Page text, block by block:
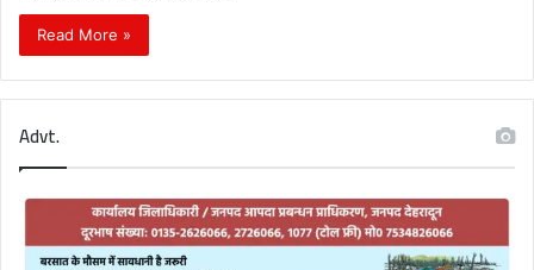
Read More »
Advt.